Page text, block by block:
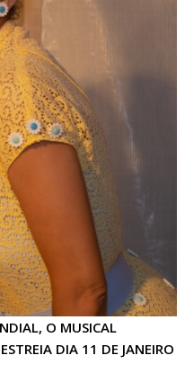
O MUSICAL
DIA 11 DE JANEIRO